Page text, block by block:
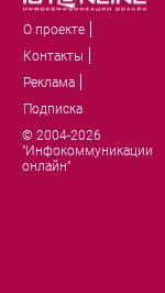
О проекте
Контакты
Реклама
Подписка
© 2004-2026
"Инфокоммуникации
онлайн"